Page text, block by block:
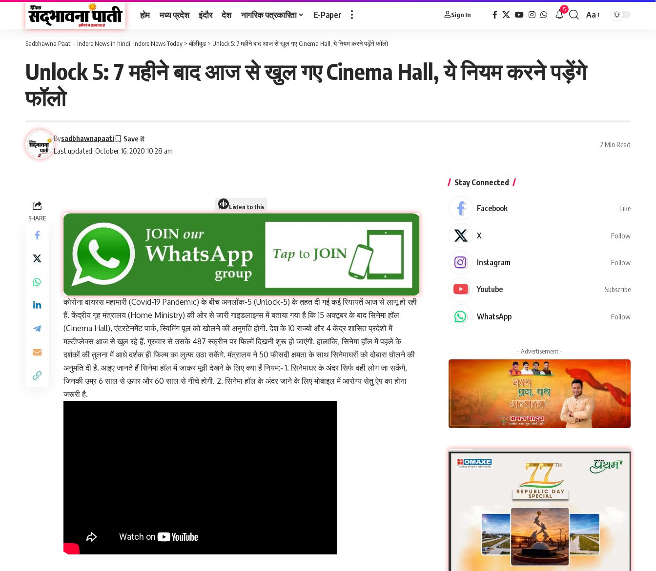
होम मध्य प्रदेश इंदौर देश नागरिक पत्रकारिता E-Paper Sign In
5
Aa
Sadbhawna Paati - Indore News in hindi, Indore News Today >बॉलीवुड > Unlock 5: 7 महीने बाद आज से खुल गए Cinema Hall, ये नियम करने पड़ेंगे फॉलो
Unlock 5: 7 महीने बाद आज से खुल गए Cinema Hall, ये नियम करने पड़ेंगे
फॉलो
Last updated: October 16, 2020 10:28 am
Bysadbhawnapaati
2 Min Read
SHARE
Listen to this
कोरोना वायरस महामारी (Covid-19 Pandemic) के बीच अनलॉक-5 (Unlock-5) के तहत दी गई कई रियायतें आज से लागू हो रही
हैं. केंद्रीय गृह मंत्रालय (Home Ministry) की ओर से जारी गाइडलाइन्स में बताया गया है कि 15 अक्टूबर के बाद सिनेमा हॉल
(Cinema Hall), एंटरटेनमेंट पार्क, स्विमिंग पूल को खोलने की अनुमति होगी. देश के 10 राज्यों और 4 केंद्र शासित प्रदेशों में
मल्टीप्लेक्स आज से खुल रहे हैं. गुरुवार से उसके 487 स्क्रीन पर फिल्में दिखनी शुरू हो जाएंगी. हालांकि, सिनेमा हॉल में पहले के
दर्शकों की तुलना में आधे दर्शक ही फिल्म का लुत्फ उठा सकेंगे. मंत्रालय ने 50 फीसदी क्षमता के साथ सिनेमाघरों को दोबारा घोलने की
अनुमति दी है. आइए जानते हैं सिनेमा हॉल में जाकर मूवी देखने के लिए क्या हैं नियम:- 1. सिनेमाघर के अंदर सिर्फ वही लोग जा सकेंगे,
जिनकी उम्र 6 साल से ऊपर और 60 साल से नीचे होगी. 2. सिनेमा हॉल के अंदर जाने के लिए मोबाइल में आरोग्य सेतु ऐप का होना
जरूरी है.
Stay Connected
Facebook Like
X Follow
Instagram Follow
Youtube Subscribe
WhatsApp Follow
- Advertisement -